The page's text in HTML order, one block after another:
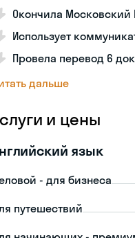
Окончила Московский
Использует
Провела перевод 6
дальше
и цены
язык
- для бизнеса
путешествий